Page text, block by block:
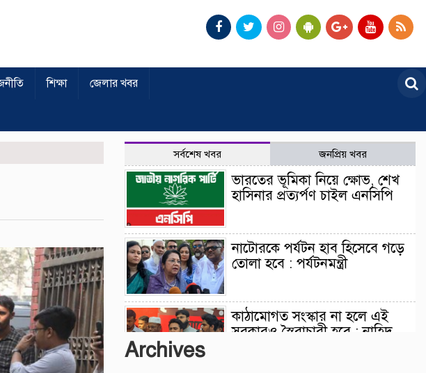
শিক্ষা জেলার খবর
সর্বশেষ খবর জনপ্রিয় খবর
ভারতের ভূমিকা নিয়ে ক্ষোভ, শেখ
হাসিনার প্রত্যর্পণ চাইল এনসিপি
নাটোরকে পর্যটন হাব হিসেবে গড়ে
তোলা হবে : পর্যটনমন্ত্রী
কাঠামোগত সংস্কার না হলে এই
সরকারও স্বৈরাচারী হবে : নাহিদ
Archives